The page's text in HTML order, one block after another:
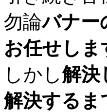
勿論バナー
お任せしま
しかし解決
解決するま